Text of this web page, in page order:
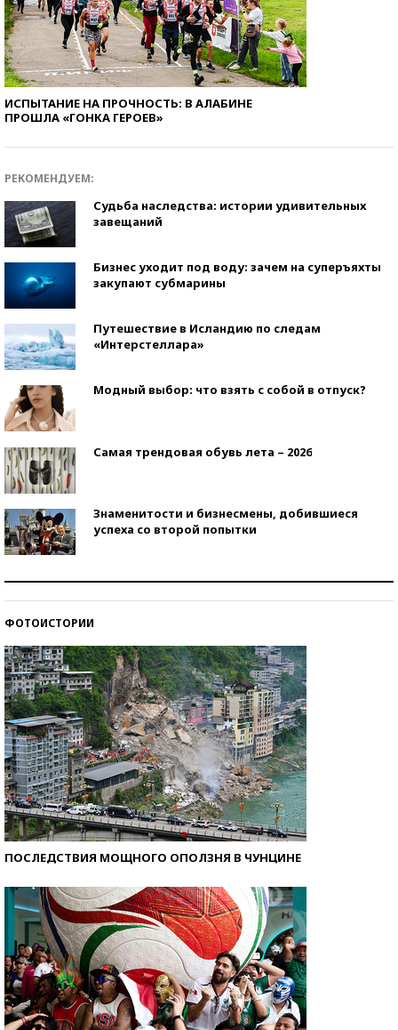
ИСПЫТАНИЕ НА ПРОЧНОСТЬ: В АЛАБИНЕ
ПРОШЛА «ГОНКА ГЕРОЕВ»
РЕКОМЕНДУЕМ:
Судьба наследства: истории удивительных
завещаний
Бизнес уходит под воду: зачем на суперъяхты
закупают субмарины
Путешествие в Исландию по следам
«Интерстеллара»
Модный выбор: что взять с собой в отпуск?
Самая трендовая обувь лета – 2026
Знаменитости и бизнесмены, добившиеся
успеха со второй попытки
ФОТОИСТОРИИ
ПОСЛЕДСТВИЯ МОЩНОГО ОПОЛЗНЯ В ЧУНЦИНЕ